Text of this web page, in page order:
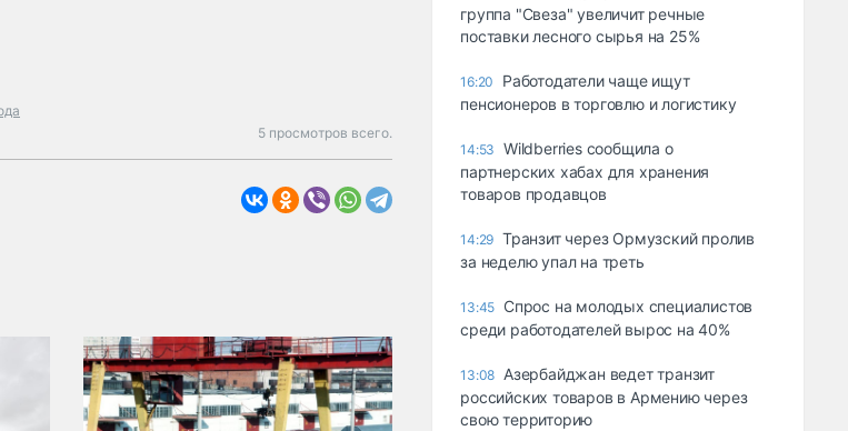
5 просмотров всего.
группа "Свеза" увеличит речные
поставки лесного сырья на 25%
16:20
Работодатели чаще ищут
пенсионеров в торговлю и логистику
14:53
Wildberries сообщила о
партнерских хабах для хранения
товаров продавцов
14:29 Транзит через Ормузский пролив
за неделю упал на треть
13:45 Спрос на молодых специалистов
среди работодателей вырос на 40%
13:08 Азербайджан ведет транзит
российских товаров в Армению через
свою территорию